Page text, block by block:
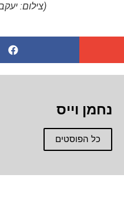
(צילום:
נחמן וייס
כל הפוסטים